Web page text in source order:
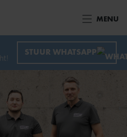
MENU
STUUR WHATSAPP